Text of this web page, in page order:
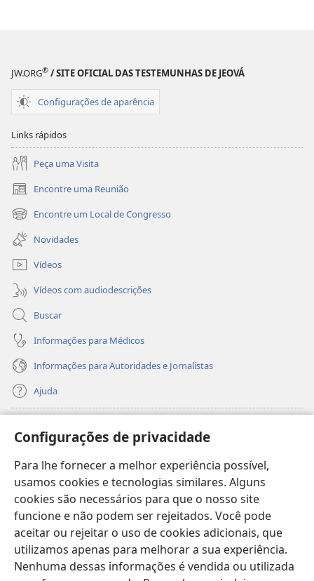
Configurações de privacidade
Para lhe fornecer a melhor experiência possível,
usamos cookies e tecnologias similares. Alguns
cookies são necessários para que o nosso site
funcione e não podem ser rejeitados. Você pode
aceitar ou rejeitar o uso de cookies adicionais, que
utilizamos apenas para melhorar a sua experiência.
Nenhuma dessas informações é vendida ou utilizada
Vida
a
Vida
JW.ORG® / SITE OFICIAL DAS TESTEMUNHAS DE JEOVÁ
Configurações de aparência
Links rápidos
Peça uma Visita
Encontre uma Reunião
(abre
nova
janela)
Encontre um Local de Congresso
(abre
nova
janela)
Novidades
Vídeos
Vídeos com audiodescrições
Buscar
Informações para Médicos
Informações para Autoridades e Jornalistas
Ajuda
(abre
nova
janela)
Biblioteca On-line da Torre de Vigia™
(abre
nova
janela)JW Hub
(abre
nova
janela)JW Library
Watchtower Library